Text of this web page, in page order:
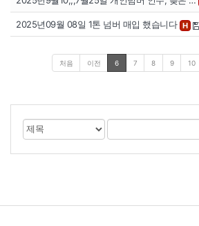
2025년09월 08일 1톤 넘버 매입 했습니다 H
처음 이전 6 7 8 9 10
게
물
검
색
대
검
어